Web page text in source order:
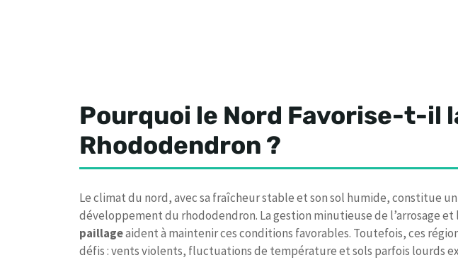
Pourquoi le Nord Favorise-t-il
Rhododendron ?
Le climat du nord, avec sa fraîcheur stable et son sol humide, constitue
développement du rhododendron. La gestion minutieuse de l’arrosage
paillageaident à maintenir ces conditions favorables. Toutefois, ces
défis : vents violents, fluctuations de température et sols parfois lourds